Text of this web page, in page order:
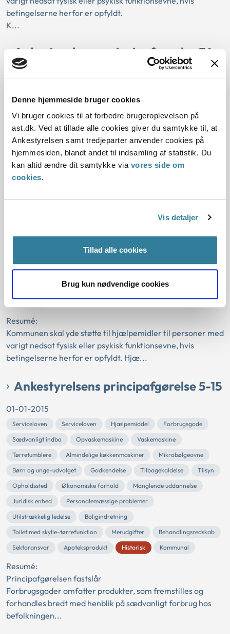
Denne hjemmeside bruger cookies
Vi bruger cookies til at forbedre brugeroplevelsen på
ast.dk. Ved at tillade alle cookies giver du samtykke til, at
Ankestyrelsen samt tredjeparter anvender cookies på
hjemmesiden, blandt andet til indsamling af statistik. Du
kan altid ændre dit samtykke via vores side om
cookies.
Vis detaljer
Tillad alle cookies
Brug kun nødvendige cookies
betingelserne herfor er opfyldt.
K...
Ankestyrelsens principafgørelse 36-
16
Serviceloven Forbrugsgode
Historisk
Resumé:
Kommunen skal yde støtte til hjælpemidler til personer med
varigt nedsat fysisk eller psykisk funktionsevne, hvis
betingelserne herfor er opfyldt.
Ankestyrelsens principafgørelse 73-
16
Serviceloven Hjælpemiddel Forbrugsgode
Hvilestol
Handicapkompenserende funktion
Gældende
Sædvanligt indbo
Kommunal
Resumé:
Kommunen skal yde støtte til hjælpemidler til personer med
varigt nedsat fysisk eller psykisk funktionsevne, hvis
betingelserne herfor er opfyldt. Hjæ...
Ankestyrelsens principafgørelse 5-15
01-01-2015
Serviceloven Serviceloven Hjælpemiddel
Forbrugsgode
Sædvanligt indbo
Opvaskemaskine
Vaskemaskine
Tørretumblere
Almindelige køkkenmaskiner
Mikrobølgeovne
Børn og unge-udvalget
Godkendelse Tilbagekaldelse
Tilsyn
Opholdssted
Økonomiske forhold
Manglende uddannelse
Juridisk enhed
Personalemæssige problemer
Utilstrækkelig ledelse
Boligindretning
Toilet med skylle-tørrefunktion
Merudgifter
Behandlingsredskab
Sektoransvar
Apoteksprodukt Historisk Kommunal
Resumé:
Principafgørelsen fastslår
Forbrugsgoder omfatter produkter, som fremstilles og
forhandles bredt med henblik på sædvanligt forbrug hos
befolkningen...